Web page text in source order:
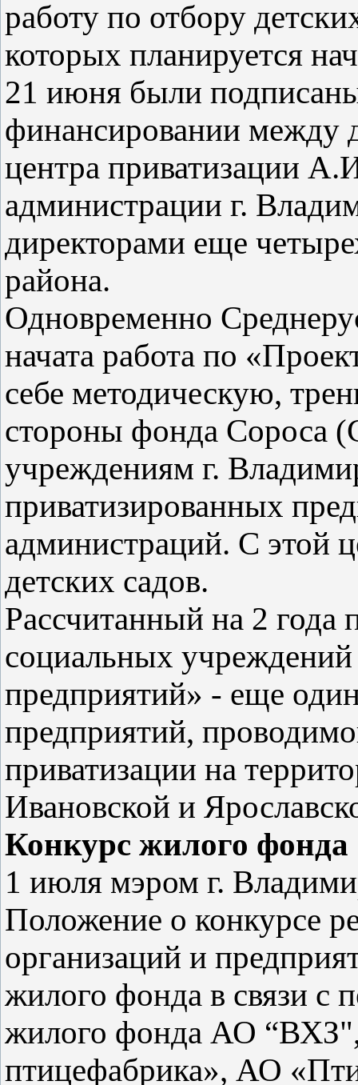
работу по отбору
которых планируется
21 июня были
финансировании между
центра приватизации
администрации г.
директорами еще
района.
Одновременно
начата работа по
себе методическую,
стороны фонда
учреждениям г.
приватизированных
администраций. С этой
детских садов.
Рассчитанный на 2 года
социальных
предприятий» - еще
предприятий,
приватизации на
Ивановской и
Конкурс жилого фонда
1 июля мэром г.
Положение о конкурсе
организаций и
жилого фонда в связи с
жилого фонда АО
птицефабрика», АО